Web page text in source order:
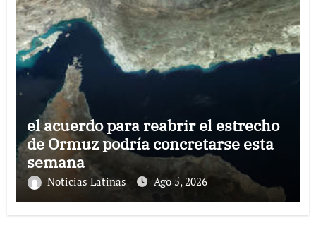
el acuerdo para reabrir el estrecho
de Ormuz podría concretarse esta
semana
Noticias Latinas Ago 5, 2026